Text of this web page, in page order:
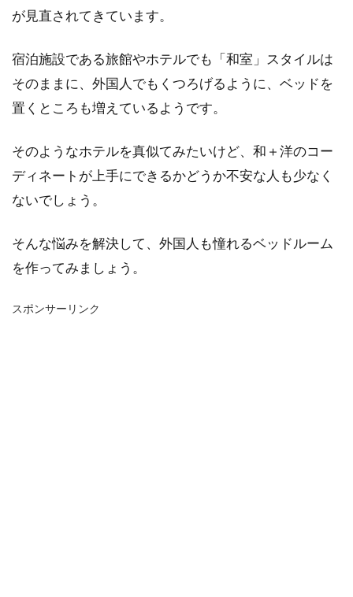
が見直されてきています。
宿泊施設である旅館やホテルでも「和室」スタイルは
そのままに、外国人でもくつろげるように、ベッドを
置くところも増えているようです。
そのようなホテルを真似てみたいけど、和＋洋のコー
ディネートが上手にできるかどうか不安な人も少なく
ないでしょう。
そんな悩みを解決して、外国人も憧れるベッドルーム
を作ってみましょう。
スポンサーリンク